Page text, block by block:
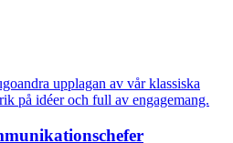
upplagan av vår klassiska
på idéer och full av engagemang.